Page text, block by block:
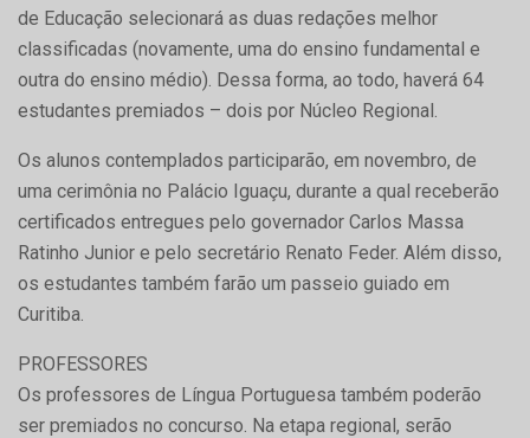
de Educação selecionará as duas redações melhor
classificadas (novamente, uma do ensino fundamental e
outra do ensino médio). Dessa forma, ao todo, haverá 64
estudantes premiados – dois por Núcleo Regional.
Os alunos contemplados participarão, em novembro, de
uma cerimônia no Palácio Iguaçu, durante a qual receberão
certificados entregues pelo governador Carlos Massa
Ratinho Junior e pelo secretário Renato Feder. Além disso,
os estudantes também farão um passeio guiado em
Curitiba.
PROFESSORES
Os professores de Língua Portuguesa também poderão
ser premiados no concurso. Na etapa regional, serão